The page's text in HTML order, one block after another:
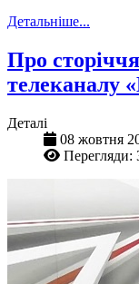
Детальніше...
Про
телеканалу
Деталі
08 жовтня
Перегляди: